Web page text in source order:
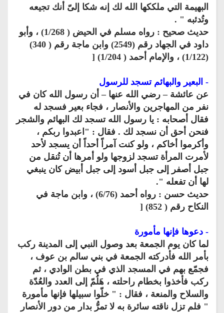
البهيمة التي ملككها الله لك إنه شكا إلىّ أنك تجيعه
وتُدئبه " .
حديث صحيح : رواه مسلم في الحيض ( 1/268) ، وأبو
داود في الجهاد رقم (2549) وابن ماجة رقم ( 340)
(1/122) ، والإمام أحمد ( 1/204) [
- البعير والبهائم تسجد للرسول
عن عائشة – رضي الله عنها – أن رسول الله كان في
نفر من المهاجرين والأنصار ، فجاء بعير فسجد له
فقال أصحابه : يا رسول الله تسجد لك البهائم والشجر
فنحن أحق أن نسجد لك . فقال : "اعبدوا ربكم ،
وأكرموا أخاكم ، ولو كنت آمراً أحداً أن يسجد لأحد
لأمرت المرأة تسجد لزوجها ولو أمرها أن تُنقل من
جبل أصفر إلى جبل أسود إلى جبل أبيض كان ينبغي
لها أن تفعله ".
حديث حسن : رواه أحمد (6/76) ، وابن ماجة في
النكاح رقم ( 852) [
- دعوها فإنها مأمورة
لما كان يوم الجمعة بعد وصول النبي إلى المدينة ركب
بأمر الله فأدركته الجمعة في بني سالم بن عوف ،
فجمّع بهم في المسجد الذي في بطن الوادي ، ثم
ركب فأخذوا بخطام راحلته ، هَلُمّ إلى العدد والعُدّة
والسلاح والمنعة ، فقال : " خلّوا سبيلها فإنها مأمورة
" فلم تزل ناقته سائرة به لا تمرُّ بدار من دور الأنصار